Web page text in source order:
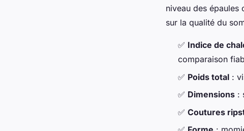
niveau des épaules
sur la qualité du
✅ Indice de
comparaison
✅ Poids total :
✅ Dimensions :
✅ Coutures